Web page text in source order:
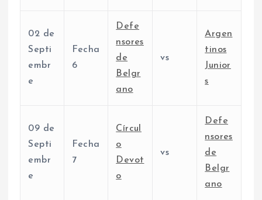
02 de
Septi
embr
e
Fecha
6
Defe
nsores
de
Belgr
ano
vs
Argen
tinos
Junior
s
09 de
Septi
embr
e
Fecha
7
Círcul
o
Devot
o
vs
Defe
nsores
de
Belgr
ano